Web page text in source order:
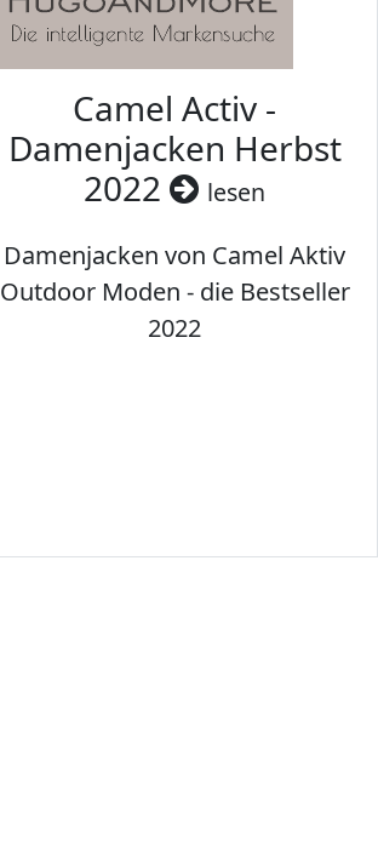
Camel Activ -
Damenjacken Herbst
2022
lesen
Damenjacken von Camel Aktiv
Outdoor Moden - die Bestseller
2022